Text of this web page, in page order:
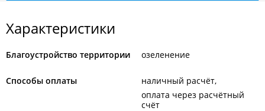
Характеристики
Благоустройство территории озеленение
Способы оплаты
наличный расчёт
оплата через расчётный
счёт